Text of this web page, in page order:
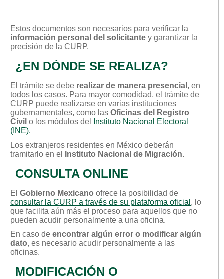
Estos documentos son necesarios para verificar la
información personal del solicitante y garantizar la
precisión de la CURP.
¿EN DÓNDE SE REALIZA?
El trámite se debe realizar de manera presencial , en
todos los casos. Para mayor comodidad, el trámite de
CURP puede realizarse en varias instituciones
gubernamentales, como las Oficinas del Registro
Civil o los módulos del
Instituto Nacional Electoral
(INE).
Los extranjeros residentes en México deberán
tramitarlo en el
Instituto Nacional de Migración.
CONSULTA ONLINE
El Gobierno Mexicano ofrece la posibilidad de
consultar la CURP a través de su plataforma oficial , lo
que facilita aún más el proceso para aquellos que no
pueden acudir personalmente a una oficina.
En caso de encontrar algún error o modificar algún
dato, es necesario acudir personalmente a las
oficinas.
MODIFICACIÓN O